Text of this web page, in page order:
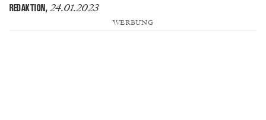
REDAKTION, 24.01.2023
WERBUNG